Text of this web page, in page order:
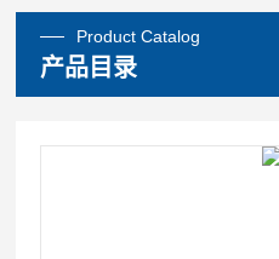
Product Catalog
产品目录